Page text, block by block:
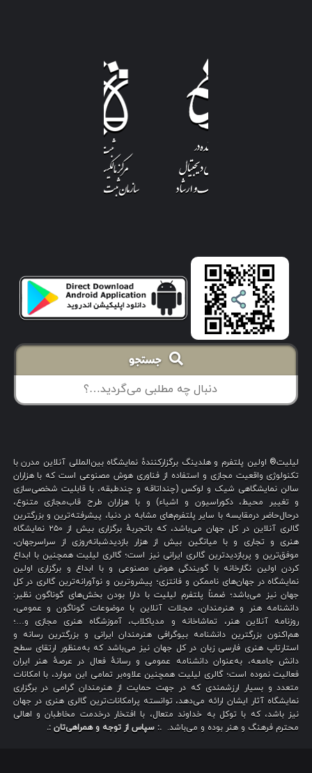
جستجو
لیلیت® اولین پلتفرم و هلدینگ برگزارکنندهٔ نمایشگاه بین‌المللی آنلاین مدرن با
تکنولوژی واقعیت مجازی و استفاده از فناوری هوش مصنوعی است که با هزاران
سالن نمایشگاهی شیک و لوکس (چنداتاقه و چندطبقه، با قابلیت شخصی‌سازی
و تغییر محیط، دکوراسیون و اشیاء) و با هزاران طرح قاب‌مجازی متنوع،
درحال‌حاضر درمقایسه با سایر پلتفرم‌های مشابه در دنیا، پیشرفته‌ترین و بزرگترین
گالری آنلاین در کل جهان می‌باشد، که باتجربهٔ برگزاری بیش از ۲۵۰ نمایشگاه
هنری و تجاری و با میانگین بیش از هزار بازدیدشبانه‌روزی از سراسرجهان،
موفق‌ترین و پربازدیدترین گالری ایرانی نیز است؛ گالری لیلیت همچنین با ابداع
کردن اولین نگارخانه با گویندگی هوش مصنوعی و با ابداع و برگزاری اولین
نمایشگاه در جهان‌های ناممکن و فانتزی؛ پیشروترین و نوآورانه‌ترین گالری در کل
جهان نیز می‌باشد؛ ضمناً پلتفرم لیلیت با دارا بودن بخش‌های گوناگون نظیر:
دانشنامه هنر و هنرمندان، مجلات آنلاین با موضوعات گوناگون و عمومی،
روزنامه آنلاین هنر، تماشاخانه و مدیاکلاب، آموزشگاه هنری مجازی و…؛
هم‌اکنون بزرگترین دانشنامه بیوگرافی هنرمندان ایرانی و بزرگترین رسانه و
استارتاپ هنری فارسی زبان در کل جهان نیز می‌باشد که به‌منظور ارتقای سطح
دانش جامعه، به‌عنوان دانشنامه عمومی و رسانهٔ فعال در عرصهٔ هنر ایران
فعالیت نموده است؛ گالری لیلیت همچنین علاوه‌بر تمامی این موارد، با امکانات
متعدد و بسیار ارزشمندی که در جهت حمایت از هنرمندان گرامی در برگزاری
نمایشگاه آثار ایشان ارائه می‌دهد، توانسته پرامکانات‌ترین گالری هنری در جهان
نیز باشد، که با توکل به خداوند متعال، با افتخار درخدمت مخاطبان و اهالی
محترم فرهنگ و هنر بوده و می‌باشد. .: سپاس از توجه و همراهی‌تان :.